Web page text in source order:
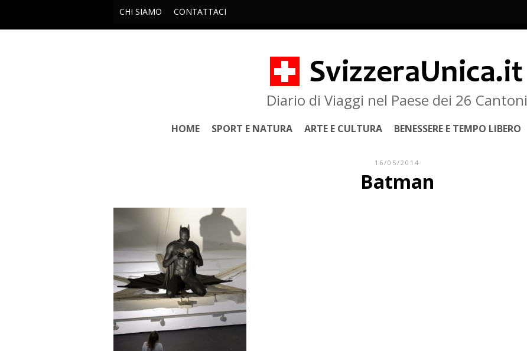
CHI SIAMO CONTATTACI
Diario di Viaggi nel Paese dei 26 Cantoni
HOME SPORT E NATURA ARTE E CULTURA BENESSERE E TEMPO LIBERO
16/05/2014
Batman